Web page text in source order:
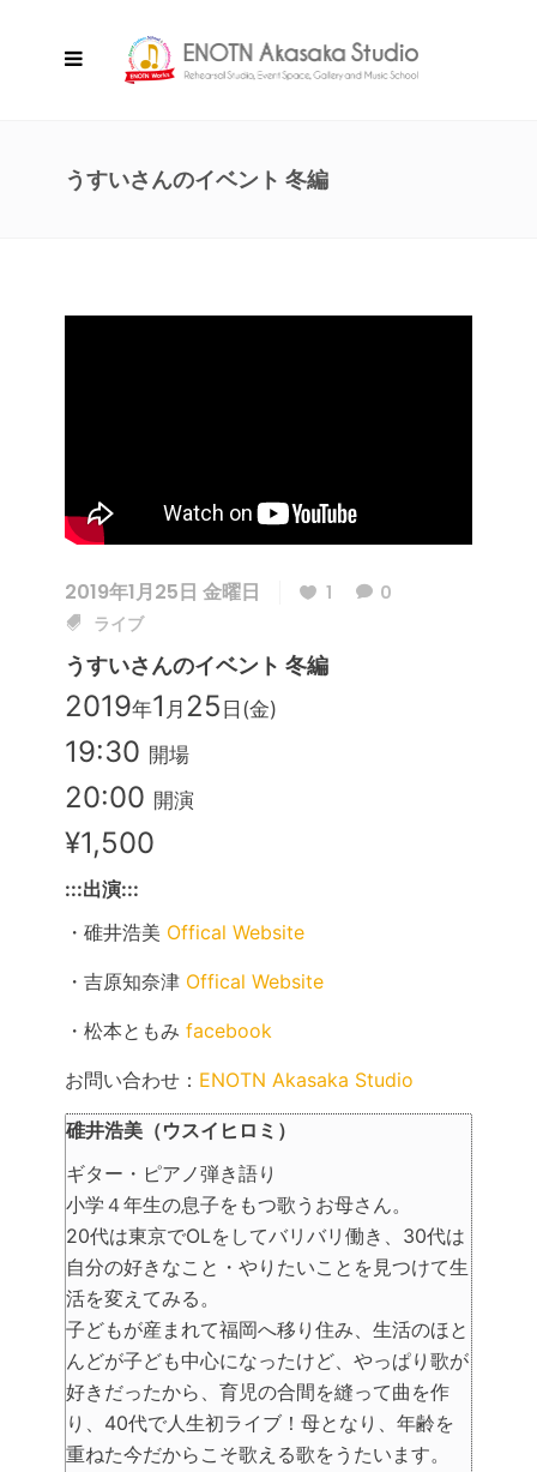
うすいさんのイベント 冬編
2019年1月25日 金曜日 1
0
ライブ
うすいさんのイベント 冬編
2019年1 月 25 日(金)
19:30 開場
20:00 開演
¥1,500
:::出演:::
・碓井浩美 Offical Website
・吉原知奈津 Offical Website
・松本ともみ facebook
お問い合わせ： ENOTN Akasaka Studio
碓井浩美（ウスイヒロミ）
ギター・ピアノ弾き語り
小学４年生の息子をもつ歌うお母さん。
20代は東京でOLをしてバリバリ働き、30代は
自分の好きなこと・やりたいことを見つけて生
活を変えてみる。
子どもが産まれて福岡へ移り住み、生活のほと
んどが子ども中心になったけど、やっぱり歌が
好きだったから、育児の合間を縫って曲を作
り、40代で人生初ライブ！母となり、年齢を
重ねた今だからこそ歌える歌をうたいます。